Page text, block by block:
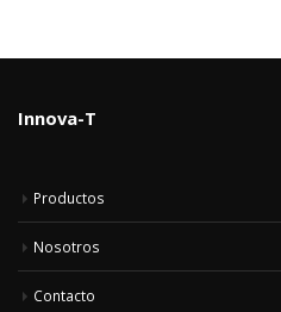
Innova-T
Productos
Nosotros
Contacto